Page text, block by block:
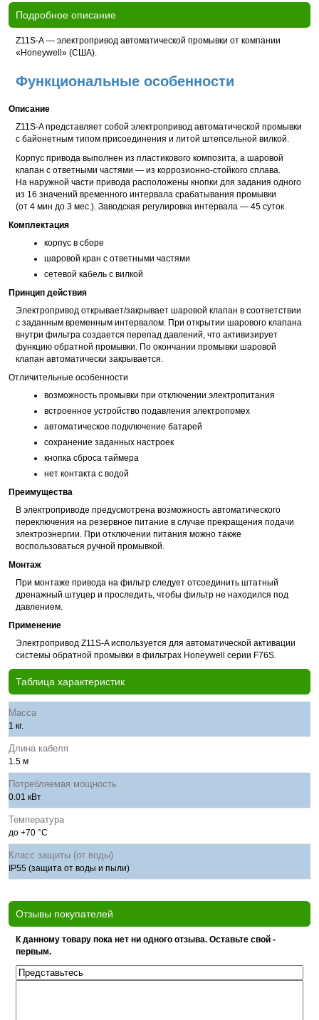
Подробное описание
Z11S-A — электропривод автоматической промывки от компании
«Honeywell» (США).
Функциональные особенности
Описание
Z11S-A представляет собой электропривод автоматической промывки
с байонетным типом присоединения и литой штепсельной вилкой.
Корпус привода выполнен из пластикового композита, а шаровой
клапан с ответными частями — из коррозионно-стойкого сплава.
На наружной части привода расположены кнопки для задания одного
из 16 значений временного интервала срабатывания промывки
(от 4 мин до 3 мес.). Заводская регулировка интервала — 45 суток.
Комплектация
корпус в сборе
шаровой кран с ответными частями
сетевой кабель с вилкой
Принцип действия
Электропривод открывает/закрывает шаровой клапан в соответствии
с заданным временным интервалом. При открытии шарового клапана
внутри фильтра создается перепад давлений, что активизирует
функцию обратной промывки. По окончании промывки шаровой
клапан автоматически закрывается.
Отличительные особенности
возможность промывки при отключении электропитания
встроенное устройство подавления электропомех
автоматическое подключение батарей
сохранение заданных настроек
кнопка сброса таймера
нет контакта с водой
Преимущества
В электроприводе предусмотрена возможность автоматического
переключения на резервное питание в случае прекращения подачи
электроэнергии. При отключении питания можно также
воспользоваться ручной промывкой.
Монтаж
При монтаже привода на фильтр следует отсоединить штатный
дренажный штуцер и проследить, чтобы фильтр не находился под
давлением.
Применение
Электропривод Z11S-A используется для автоматической активации
системы обратной промывки в фильтрах Honeywell серии F76S.
Таблица характеристик
Масса
1 кг.
Длина кабеля
1.5 м
Потребляемая мощность
0.01 кВт
Температура
до +70 °С
Класс защиты (от воды)
IP55 (защита от воды и пыли)
Отзывы покупателей
К данному товару пока нет ни одного отзыва. Оставьте свой -
первым.